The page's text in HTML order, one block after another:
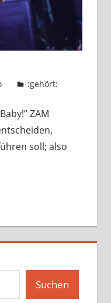
:gehört:
ZAM
soll; also
Suchen